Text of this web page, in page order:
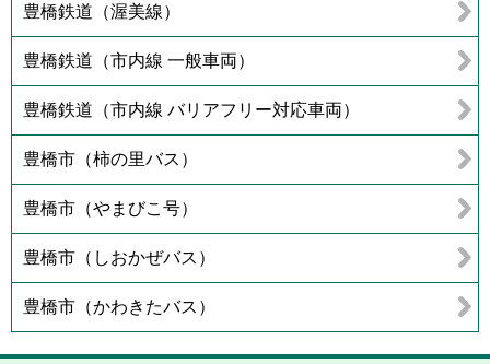
豊橋鉄道（渥美線）
豊橋鉄道（市内線 一般車両）
豊橋鉄道（市内線 バリアフリー対応車両）
豊橋市（柿の里バス）
豊橋市（やまびこ号）
豊橋市（しおかぜバス）
豊橋市（かわきたバス）